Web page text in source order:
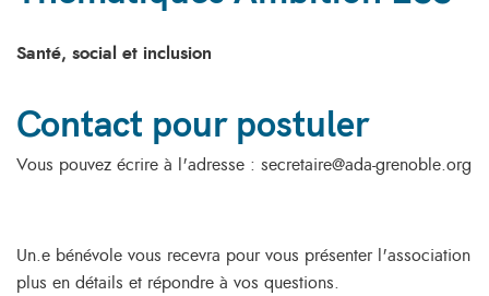
Santé, social et inclusion
Contact pour postuler
Vous pouvez écrire à l'adresse : secretaire@ada-grenoble.org
Un.e bénévole vous recevra pour vous présenter l'association
plus en détails et répondre à vos questions.